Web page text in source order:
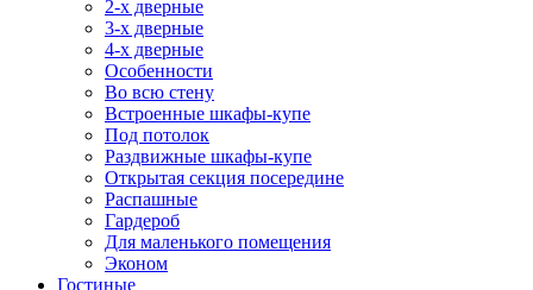
2-х дверные
3-х дверные
4-х дверные
Особенности
Во всю стену
Встроенные шкафы-купе
Под потолок
Раздвижные шкафы-купе
Открытая секция посередине
Распашные
Гардероб
Для маленького помещения
Эконом
Гостиные